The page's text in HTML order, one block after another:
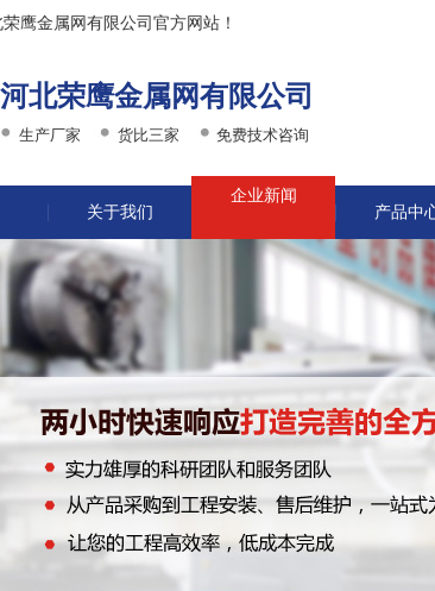
鹰金属网有限公司官方网站！
河北荣鹰金属网有限公司
生产厂家 货比三家 免费技术咨询
关于我们
企业新闻
产品中